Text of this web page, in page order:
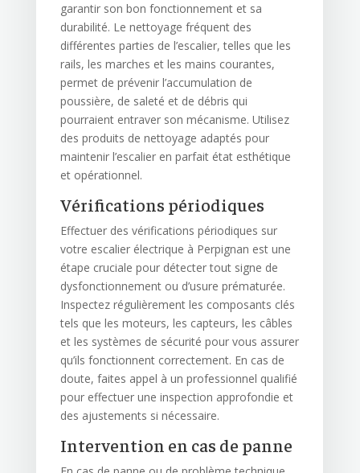
garantir son bon fonctionnement et sa
durabilité. Le nettoyage fréquent des
différentes parties de l’escalier, telles que les
rails, les marches et les mains courantes,
permet de prévenir l’accumulation de
poussière, de saleté et de débris qui
pourraient entraver son mécanisme. Utilisez
des produits de nettoyage adaptés pour
maintenir l’escalier en parfait état esthétique
et opérationnel.
Vérifications périodiques
Effectuer des vérifications périodiques sur
votre escalier électrique à Perpignan est une
étape cruciale pour détecter tout signe de
dysfonctionnement ou d’usure prématurée.
Inspectez régulièrement les composants clés
tels que les moteurs, les capteurs, les câbles
et les systèmes de sécurité pour vous assurer
qu’ils fonctionnent correctement. En cas de
doute, faites appel à un professionnel qualifié
pour effectuer une inspection approfondie et
des ajustements si nécessaire.
Intervention en cas de panne